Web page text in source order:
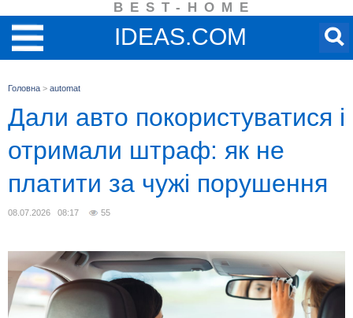
BEST-HOME
IDEAS.COM
Головна > automat
Дали авто покористуватися і
отримали штраф: як не
платити за чужі порушення
08.07.2026 08:17 55